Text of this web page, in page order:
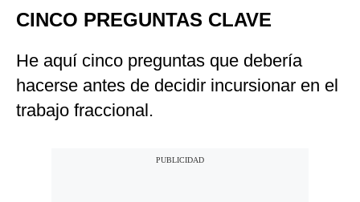
CINCO PREGUNTAS CLAVE
He aquí cinco preguntas que debería
hacerse antes de decidir incursionar en el
trabajo fraccional.